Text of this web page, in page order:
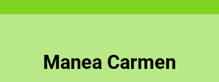
Manea Carmen